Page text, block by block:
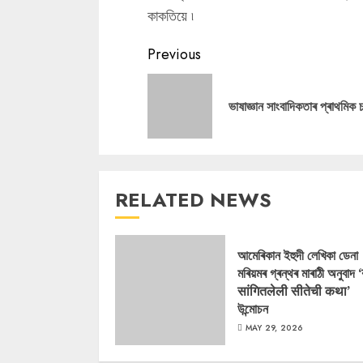
কাকতিয়ে ৷
Continue
Reading
Previous
ভাষাজ্ঞান সাংবাদিকতাৰ প্ৰাথমিক
RELATED NEWS
আমেৰিকান ইহুদী লেখিকা ডেনা
মৰিয়মৰ গ্ৰন্থৰ মাৰাঠী অনুবাদ
सांगितलेली सीतेची कथा’
উন্মোচন
MAY 29, 2026